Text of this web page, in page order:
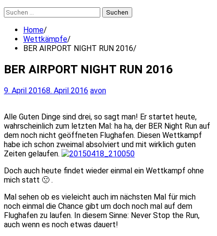
Suchen
nach:
Home
Wettkämpfe
BER AIRPORT NIGHT RUN 2016
BER AIRPORT NIGHT RUN 2016
9. April 20168. April 2016 avon
Alle Guten Dinge sind drei, so sagt man! Er startet heute,
wahrscheinlich zum letzten Mal: ha ha, der BER Night Run auf
dem noch nicht geöffneten Flughafen. Diesen Wettkampf
habe ich schon zweimal absolviert und mit wirklich guten
Zeiten gelaufen.
Doch auch heute findet wieder einmal ein Wettkampf ohne
mich statt 🙁 .
Mal sehen ob es vieleicht auch im nächsten Mal für mich
noch einmal die Chance gibt um doch noch mal auf dem
Flughafen zu laufen. In diesem Sinne: Never Stop the Run,
auch wenn es noch etwas dauert!